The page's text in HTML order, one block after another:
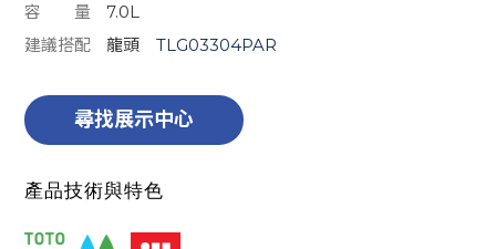
容 量
7.0L
建議搭配
龍頭 TLG03304PAR
尋找展示中心
產品技術與特色